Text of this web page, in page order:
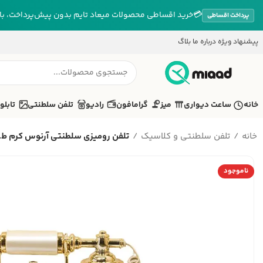
پرداخت اقساطی 💳خرید اقساطی محصولات میعاد تایم بدون پیش‌پرداخت،
پیشنهاد ویژه درباره ما بلاگ
خانه ساعت دیواری میز گرامافون رادیو تلفن سلطنتی تابلو
خانه تلفن سلطنتی و کلاسیک تلفن رومیزی سلطنتی آرنوس کرم
ناموجود